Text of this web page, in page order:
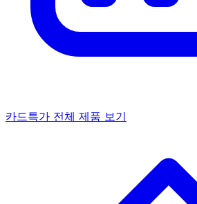
카드특가 전체 제품 보기